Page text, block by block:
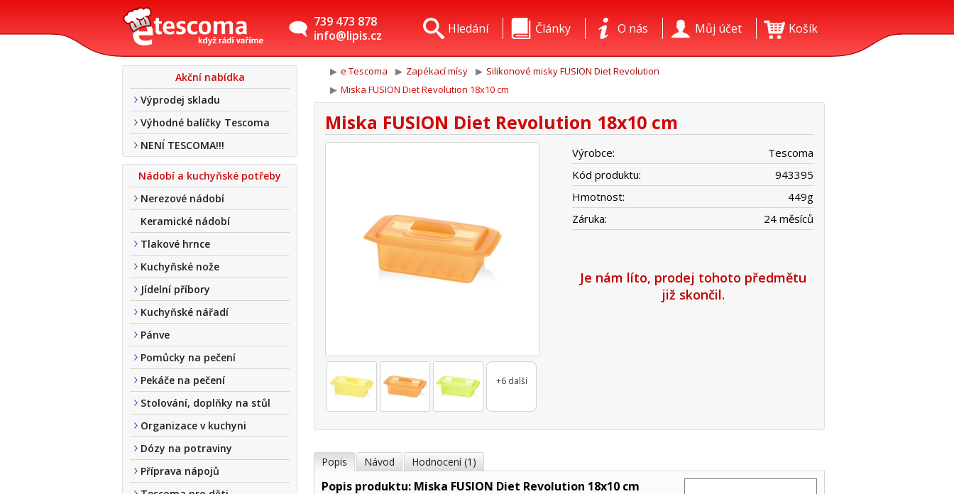
739 473 878
info@lipis.cz
Košík
Můj účet
O nás
Články
Hledání
Akční nabídka
Výprodej skladu
Výhodné balíčky Tescoma
NENÍ TESCOMA!!!
Nádobí a kuchyňské potřeby
Nerezové nádobí
Keramické nádobí
Tlakové hrnce
Kuchyňské nože
Jídelní příbory
Kuchyňské nářadí
Pánve
Pomůcky na pečení
Pekáče na pečení
Stolování, doplňky na stůl
Organizace v kuchyni
Dózy na potraviny
Příprava nápojů
e Tescoma Zapékací mísy
Silikonové misky FUSION Diet Revolution
Miska FUSION Diet Revolution 18x10 cm
Miska FUSION Diet Revolution 18x10 cm
+6 další
Výrobce:
Tescoma
Kód produktu:
943395
Hmotnost:
449g
Záruka:
24 měsíců
Je nám líto, prodej tohoto předmětu
již skončil.
Popis Návod Hodnocení (1)
Popis produktu: Miska FUSION Diet Revolution 18x10 cm